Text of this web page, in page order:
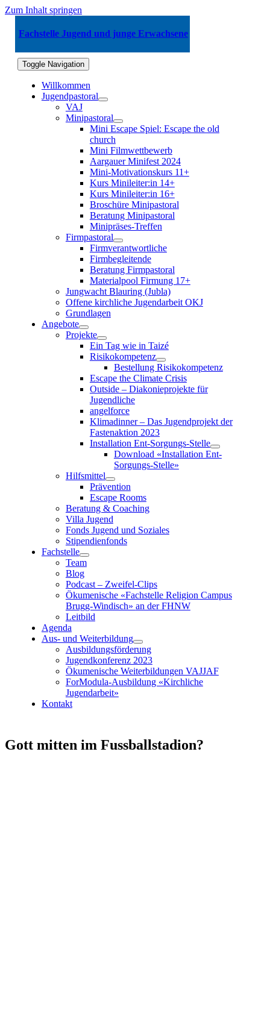
Zum Inhalt springen
Fachstelle Jugend und junge Erwachsene
Toggle Navigation
Willkommen
Jugendpastoral
VAJ
Minipastoral
Mini Escape Spiel: Escape the old
church
Mini Filmwettbewerb
Aargauer Minifest 2024
Mini-Motivationskurs 11+
Kurs Minileiter:in 14+
Kurs Minileiter:in 16+
Broschüre Minipastoral
Beratung Minipastoral
Minipräses-Treffen
Firmpastoral
Firmverantwortliche
Firmbegleitende
Beratung Firmpastoral
Materialpool Firmung 17+
Jungwacht Blauring (Jubla)
Offene kirchliche Jugendarbeit OKJ
Grundlagen
Angebote
Projekte
Ein Tag wie in Taizé
Risikokompetenz
Bestellung Risikokompetenz
Escape the Climate Crisis
Outside – Diakonieprojekte für
Jugendliche
angelforce
Klimadinner – Das Jugendprojekt der
Fastenaktion 2023
Installation Ent-Sorgungs-Stelle
Download «Installation Ent-
Sorgungs-Stelle»
Hilfsmittel
Prävention
Escape Rooms
Beratung & Coaching
Villa Jugend
Fonds Jugend und Soziales
Stipendienfonds
Fachstelle
Team
Blog
Podcast – Zweifel-Clips
Ökumenische «Fachstelle Religion Campus
Brugg-Windisch» an der FHNW
Leitbild
Agenda
Aus- und Weiterbildung
Ausbildungsförderung
Jugendkonferenz 2023
Ökumenische Weiterbildungen VAJJAF
ForModula-Ausbildung «Kirchliche
Jugendarbeit»
Kontakt
Gott mitten im Fussballstadion?